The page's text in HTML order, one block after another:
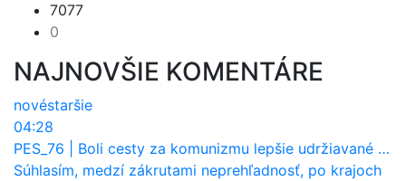
7077
0
NAJNOVŠIE KOMENTÁRE
novéstaršie
04:28
PES_76
Boli cesty za komunizmu lepšie udržiavané ako dnes?
Súhlasím, medzí zákrutami neprehľadnosť, po krajoch